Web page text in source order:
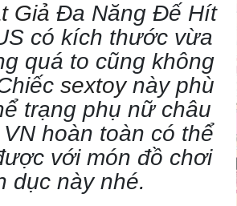
Giả Đa Năng Đế Hít
có kích thước vừa
quá to cũng không
sextoynày phù
trạng phụ nữ châu
hoàn toàn có thể
với món đồ chơi
dục này nhé.